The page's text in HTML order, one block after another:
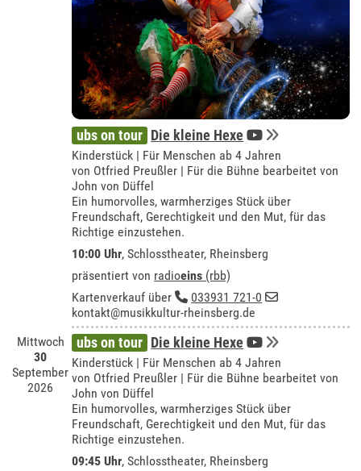
ubs on tour Die kleine Hexe
Kinderstück | Für Menschen ab 4 Jahren
von Otfried Preußler | Für die Bühne bearbeitet von
John von Düffel
Ein humorvolles, warmherziges Stück über
Freundschaft, Gerechtigkeit und den Mut, für das
Richtige einzustehen.
10:00 Uhr,Schlosstheater, Rheinsberg
präsentiert von radioeins (rbb)
Kartenverkauf über
033931 721-0
kontakt@musikkultur-rheinsberg.de
Mittwoch
30
September
2026
ubs on tour Die kleine Hexe
Kinderstück | Für Menschen ab 4 Jahren
von Otfried Preußler | Für die Bühne bearbeitet von
John von Düffel
Ein humorvolles, warmherziges Stück über
Freundschaft, Gerechtigkeit und den Mut, für das
Richtige einzustehen.
09:45 Uhr,Schlosstheater, Rheinsberg